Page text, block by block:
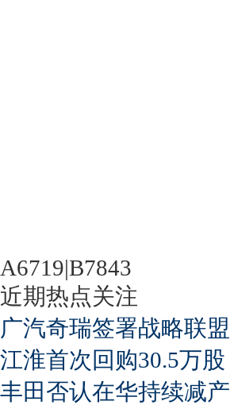
A6719|B7843
近期热点关注
广汽奇瑞签署战略联盟
江淮首次回购30.5万股
丰田否认在华持续减产